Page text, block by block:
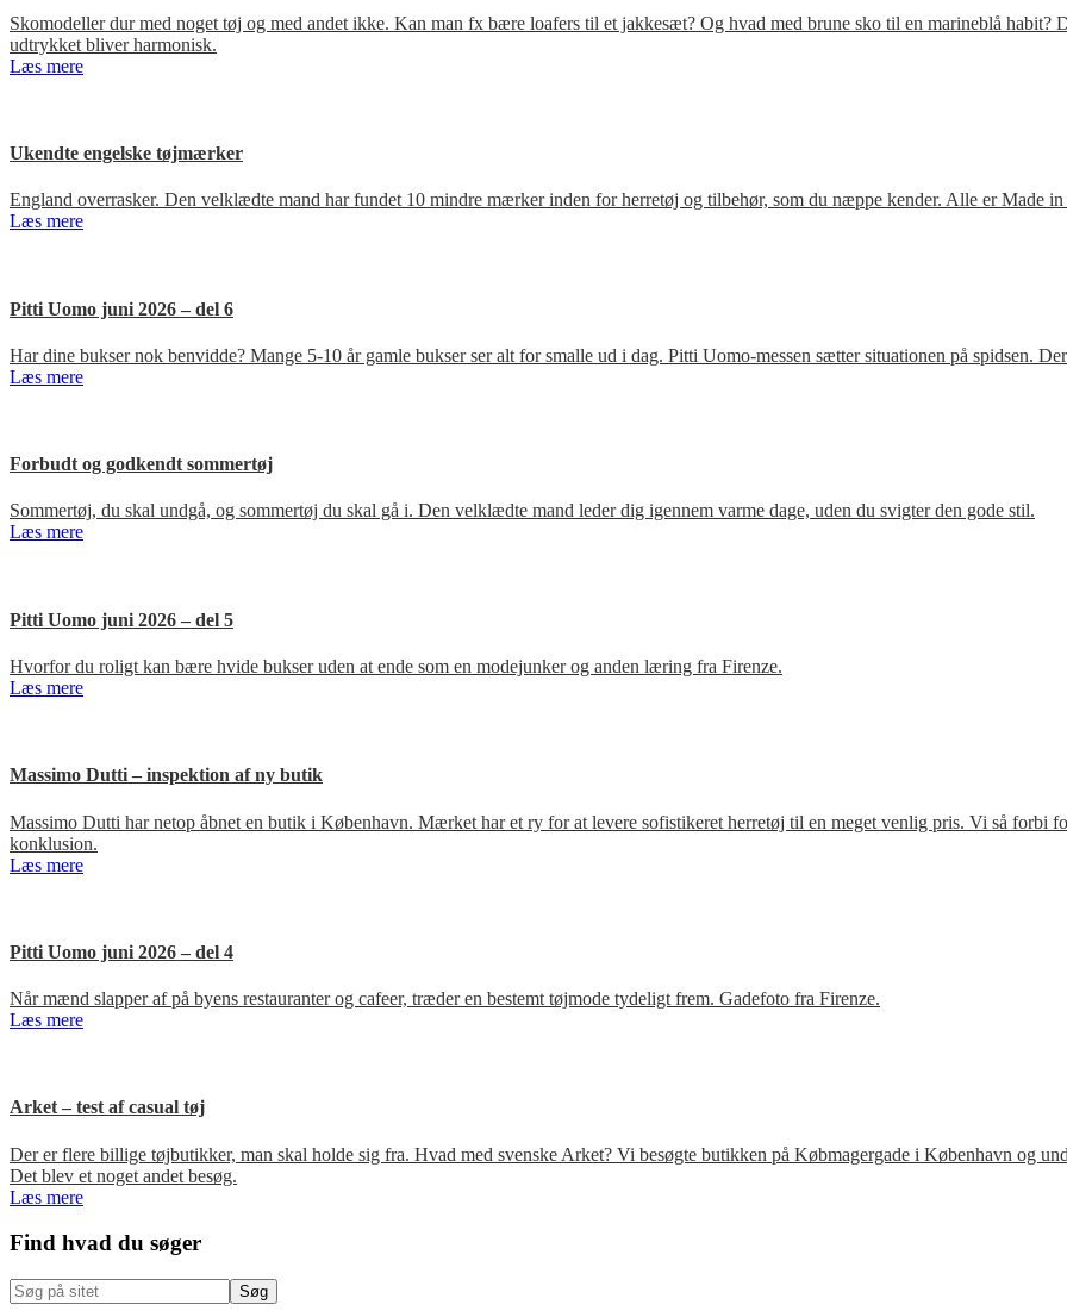
Skomodeller dur med noget tøj og med andet ikke. Kan man fx bære loafers til et jakkesæt? Og hvad med brune sko til en marineblå
udtrykket bliver harmonisk.
Læs mere
Ukendte engelske tøjmærker
England overrasker. Den velklædte mand har fundet 10 mindre mærker inden for herretøj og tilbehør, som du næppe kender. Alle er Made
Læs mere
Pitti Uomo juni 2026 – del 6
Har dine bukser nok benvidde? Mange 5-10 år gamle bukser ser alt for smalle ud i dag. Pitti Uomo-messen sætter situationen på spidsen.
Læs mere
Forbudt og godkendt sommertøj
Sommertøj, du skal undgå, og sommertøj du skal gå i. Den velklædte mand leder dig igennem varme dage, uden du svigter den gode stil.
Læs mere
Pitti Uomo juni 2026 – del 5
Hvorfor du roligt kan bære hvide bukser uden at ende som en modejunker og anden læring fra Firenze.
Læs mere
Massimo Dutti – inspektion af ny butik
Massimo Dutti har netop åbnet en butik i København. Mærket har et ry for at levere sofistikeret herretøj til en meget venlig pris. Vi så forbi
konklusion.
Læs mere
Pitti Uomo juni 2026 – del 4
Når mænd slapper af på byens restauranter og cafeer, træder en bestemt tøjmode tydeligt frem. Gadefoto fra Firenze.
Læs mere
Arket – test af casual tøj
Der er flere billige tøjbutikker, man skal holde sig fra. Hvad med svenske Arket? Vi besøgte butikken på Købmagergade i København og
Det blev et noget andet besøg.
Læs mere
Primær
Sidebar
Find hvad du søger
Søg